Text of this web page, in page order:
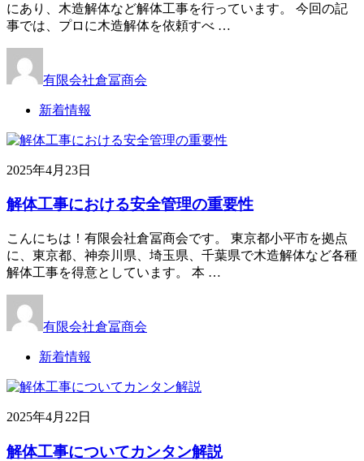
にあり、木造解体など解体工事を行っています。 今回の記
事では、プロに木造解体を依頼すべ …
有限会社倉冨商会
新着情報
2025年4月23日
解体工事における安全管理の重要性
こんにちは！有限会社倉冨商会です。 東京都小平市を拠点
に、東京都、神奈川県、埼玉県、千葉県で木造解体など各種
解体工事を得意としています。 本 …
有限会社倉冨商会
新着情報
2025年4月22日
解体工事についてカンタン解説